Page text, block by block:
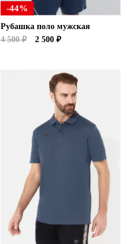
-44%
Рубашка поло мужская
4 500 ₽
2 500 ₽